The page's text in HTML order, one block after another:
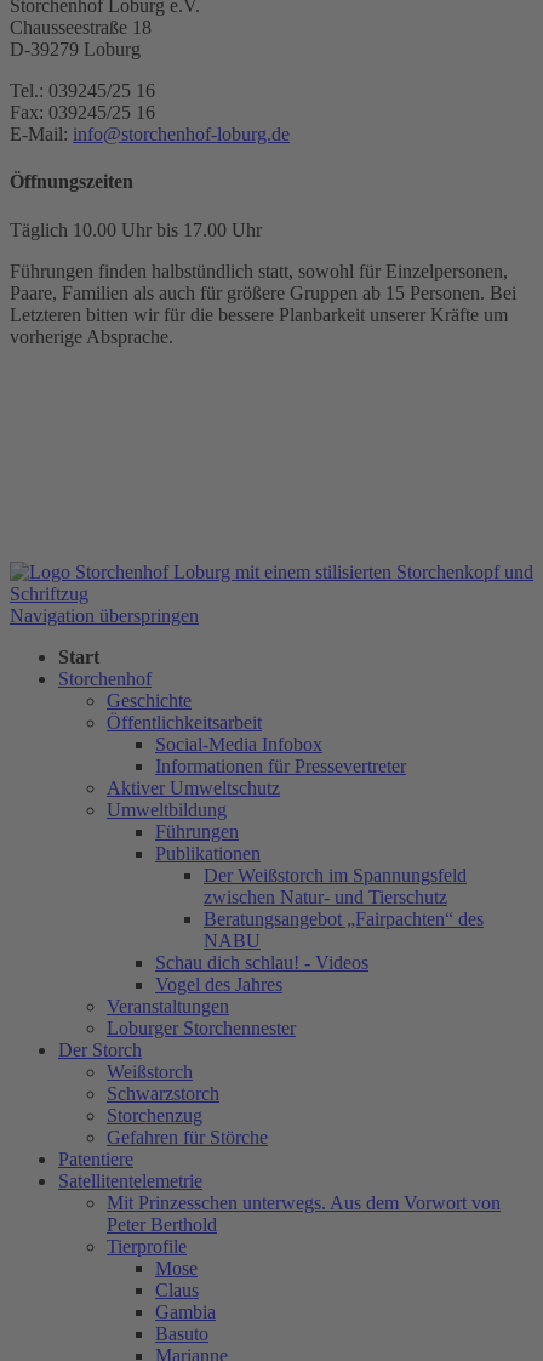
Storchenhof Loburg e.V.
Chausseestraße 18
D-39279 Loburg
Tel.: 039245/25 16
Fax: 039245/25 16
E-Mail: info@storchenhof-loburg.de
Öffnungszeiten
Täglich 10.00 Uhr bis 17.00 Uhr
Führungen finden halbstündlich statt, sowohl für Einzelpersonen,
Paare, Familien als auch für größere Gruppen ab 15 Personen. Bei
Letzteren bitten wir für die bessere Planbarkeit unserer Kräfte um
vorherige Absprache.
Navigation überspringen
Start
Storchenhof
Geschichte
Öffentlichkeitsarbeit
Social-Media Infobox
Informationen für Pressevertreter
Aktiver Umweltschutz
Umweltbildung
Führungen
Publikationen
Der Weißstorch im Spannungsfeld
zwischen Natur- und Tierschutz
Beratungsangebot „Fairpachten“ des
NABU
Schau dich schlau! - Videos
Vogel des Jahres
Veranstaltungen
Loburger Storchennester
Der Storch
Weißstorch
Schwarzstorch
Storchenzug
Gefahren für Störche
Patentiere
Satellitentelemetrie
Mit Prinzesschen unterwegs. Aus dem Vorwort von
Peter Berthold
Tierprofile
Mose
Claus
Gambia
Basuto
Marianne